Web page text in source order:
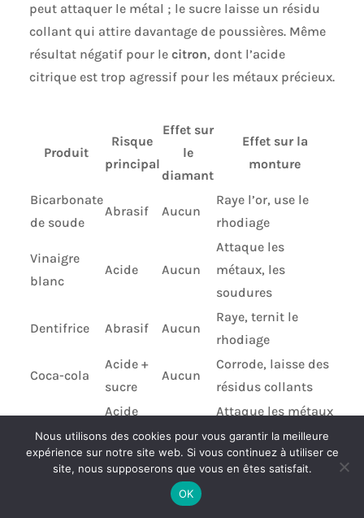
peut attaquer le métal ; le sucre laisse un résidu
collant qui attire davantage de poussières. Même
résultat négatif pour le citron, dont l’acide
citrique est trop agressif pour les métaux précieux.
Produit
Risque
principal
Effet sur
le
diamant
Effet sur la
monture
Bicarbonate
de soude
Abrasif Aucun
Raye l’or, use le
rhodiage
Vinaigre
blanc
Acide Aucun
Attaque les
métaux, les
soudures
Dentifrice Abrasif Aucun
Raye, ternit le
rhodiage
Coca-cola
Acide +
sucre
Aucun
Corrode, laisse des
résidus collants
Acide
citrique
Attaque les métaux
précieux
Eau de
Résiste
Dégrade le métal,
Nous utilisons des cookies pour vous garantir la meilleure
expérience sur notre site web. Si vous continuez à utiliser ce
site, nous supposerons que vous en êtes satisfait.
OK